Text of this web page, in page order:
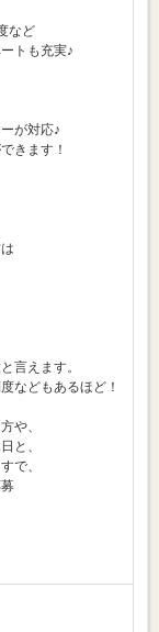
など
トも充実♪
が対応♪
きます！
言えます。
などもあるほど！
や、
と、
で、